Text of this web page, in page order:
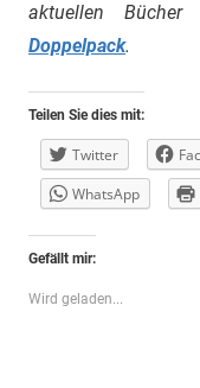
aktuellen
Doppelpack.
Teilen Sie dies mit:
Twitter
WhatsApp
Gefällt mir:
Wird geladen...